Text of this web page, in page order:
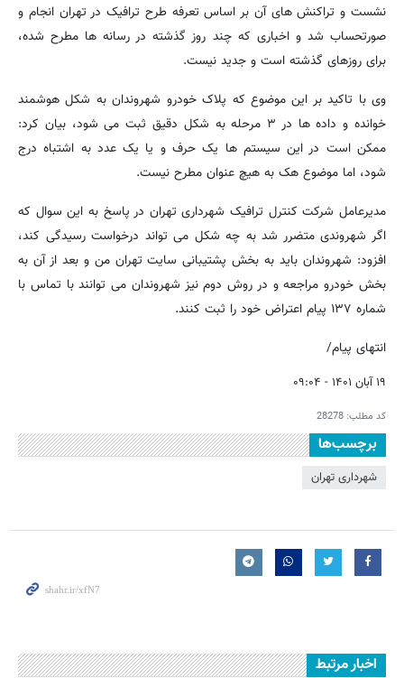
نشست و تراکنش های آن بر اساس تعرفه طرح ترافیک در تهران انجام و
صورتحساب شد و اخباری که چند روز گذشته در رسانه ها مطرح شده،
برای روزهای گذشته است و جدید نیست.
وی با تاکید بر این موضوع که پلاک خودرو شهروندان به شکل هوشمند
خوانده و داده ها در ۳ مرحله به شکل دقیق ثبت می شود، بیان کرد:
ممکن است در این سیستم ها یک حرف و یا یک عدد به اشتباه درج
شود، اما موضوع هک به هیچ عنوان مطرح نیست.
مدیرعامل شرکت کنترل ترافیک شهرداری تهران در پاسخ به این سوال که
اگر شهروندی متضرر شد به چه شکل می تواند درخواست رسیدگی کند،
افزود: شهروندان باید به بخش پشتیبانی سایت تهران من و بعد از آن به
بخش خودرو مراجعه و در روش دوم نیز شهروندان می توانند با تماس با
شماره ۱۳۷ پیام اعتراض خود را ثبت کنند.
انتهای پیام/
۱۹ آبان ۱۴۰۱ - ۰۹:۰۴
کد مطلب: 28278
برچسب‌ها
شهرداری تهران
اخبار مرتبط